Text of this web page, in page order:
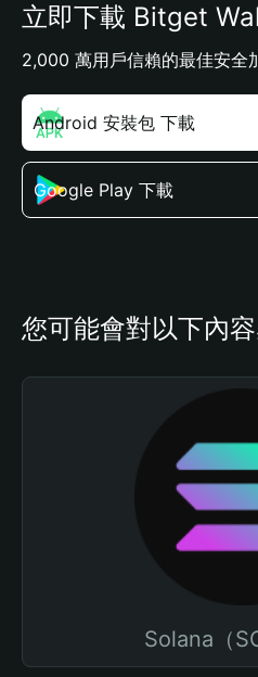
立即下載 Bitget
2,000 萬用戶信賴的最佳安全
Android 安裝包 下載
Google Play 下載
您可能會對以下內
Solana（